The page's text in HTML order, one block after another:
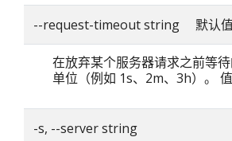
--request-timeout string 默认
在放弃某个服务器请求之前等
单位（例如 1s、2m、3h）。
-s, --server string